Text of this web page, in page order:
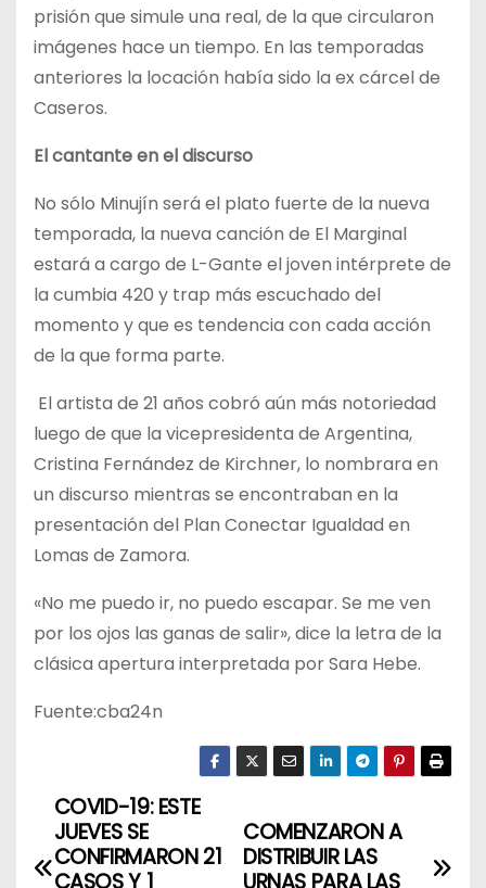
prisión que simule una real, de la que circularon
imágenes hace un tiempo. En las temporadas
anteriores la locación había sido la ex cárcel de
Caseros.
El cantante en el discurso
No sólo Minujín será el plato fuerte de la nueva
temporada, la nueva canción de El Marginal
estará a cargo de L-Gante el joven intérprete de
la cumbia 420 y trap más escuchado del
momento y que es tendencia con cada acción
de la que forma parte.
El artista de 21 años cobró aún más notoriedad
luego de que la vicepresidenta de Argentina,
Cristina Fernández de Kirchner, lo nombrara en
un discurso mientras se encontraban en la
presentación del Plan Conectar Igualdad en
Lomas de Zamora.
«No me puedo ir, no puedo escapar. Se me ven
por los ojos las ganas de salir», dice la letra de la
clásica apertura interpretada por Sara Hebe.
Fuente:cba24n
N
a
COMENZARON A
DISTRIBUIR LAS
URNAS PARA LAS
COVID-19: ESTE
JUEVES SE
CONFIRMARON 21
CASOS Y 1